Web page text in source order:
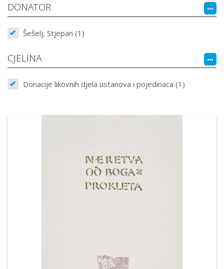
DONATOR
Šešelj, Stjepan (1)
CJELINA
Donacije likovnih djela ustanova i pojedinaca (1)